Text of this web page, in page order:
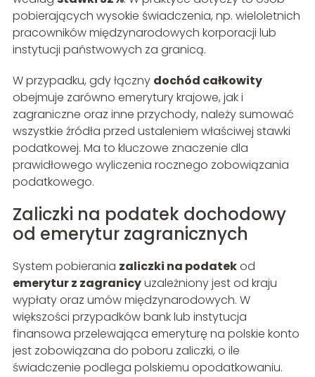
pobierających wysokie świadczenia, np. wieloletnich
pracowników międzynarodowych korporacji lub
instytucji państwowych za granicą.
W przypadku, gdy łączny dochód całkowity
obejmuje zarówno emerytury krajowe, jak i
zagraniczne oraz inne przychody, należy sumować
wszystkie źródła przed ustaleniem właściwej stawki
podatkowej. Ma to kluczowe znaczenie dla
prawidłowego wyliczenia rocznego zobowiązania
podatkowego.
Zaliczki na podatek dochodowy
od emerytur zagranicznych
System pobierania zaliczki na podatekod
emerytur z zagranicyuzależniony jest od kraju
wypłaty oraz umów międzynarodowych. W
większości przypadków bank lub instytucja
finansowa przelewająca emeryturę na polskie konto
jest zobowiązana do poboru zaliczki, o ile
świadczenie podlega polskiemu opodatkowaniu.